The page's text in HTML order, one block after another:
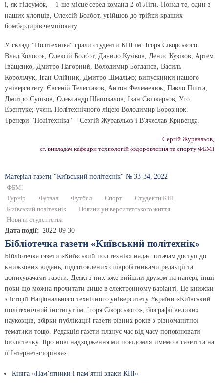
і, як підсумок, – 1-ше місце серед команд 2-ої Ліги. Понад те, один з
наших хлопців, Олексій Болбот, увійшов до трійки кращих
бомбардирів чемпіонату.
У складі "Політехніка" грали студенти КПІ ім. Ігоря Сікорського:
Влад Колосов, Олексій Болбот, Данило Кузіков, Денис Кузіков, Артем
Іващенко, Дмитро Нагорний, Володимир Богданов, Василь
Корольчук, Іван Олійник, Дмитро Шмалько; випускники нашого
університету: Євгеній Телестаков, Антон Фелеменюк, Павло Пішта,
Дмитро Сушков, Олександр Шаповалов, Іван Свічкарьов, Уго
Езентуке; учень Політехнічного ліцею Володимир Борознюк.
Тренери "Політехніка" – Сергій Журавльов і В'ячеслав Кривенда.
Сергій Журавльов,
ст. викладач кафедри технологій оздоровлення та спорту ФБМІ
Матеріал газети "Київський полiтехнiк" № 33-34, 2022
ФБМІ
Турнір
Футзал Футбол Спорт
Студенти КПІ
Київський політехнік
Новини університетського життя
Новини студентства
Дата події 2022-09-30
Бібліотечка газети «Київський політехнік»
Бібліотечка газети «Київський політехнік» надає читачам доступ до
книжкових видань, підготовлених співробітниками редакції та
дописувачами газети. Деякі з них вже вийшли друком на папері, інші
поки що можна прочитати лише в електронному варіанті. Це книжки
з історії Національного технічного університету України «Київський
політехнічний інститут ім. Ігоря Сікорського», біографії великих
науковців, збірки публікацій газети різних років з різноманітної
тематики тощо. Редакція газети планує час від часу поповнювати
бібліотечку. Про нові надходження ми повідомлятимемо в газеті та на
її Інтернет-сторінках.
Книга «Пам’ятники і пам’ятні знаки КПІ»